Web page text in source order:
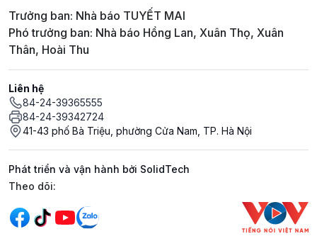
Trưởng ban: Nhà báo TUYẾT MAI
Phó trưởng ban: Nhà báo Hồng Lan, Xuân Thọ, Xuân
Thân, Hoài Thu
Liên hệ
84-24-39365555
84-24-39342724
41-43 phố Bà Triệu, phường Cửa Nam, TP. Hà Nội
Phát triển và vận hành bởi SolidTech
Mạng xã hội
Theo dõi: